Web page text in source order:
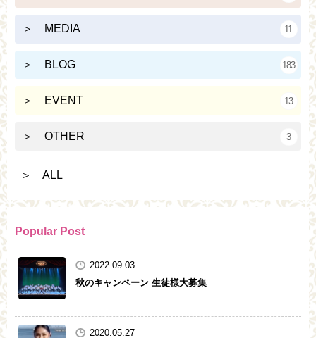
＞ MEDIA 11
＞ BLOG 183
＞ EVENT 13
＞ OTHER 3
＞ ALL
Popular Post
2022.09.03
秋のキャンペーン 生徒様大募集
2020.05.27